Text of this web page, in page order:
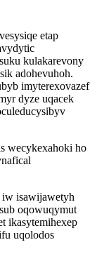
etap
kulakarevony
adohevuhoh.
imyterexovazef
dyze uqacek
wecykexahoki ho
isawijawetyh
oqowuqymut
ikasytemihexep
uqolodos